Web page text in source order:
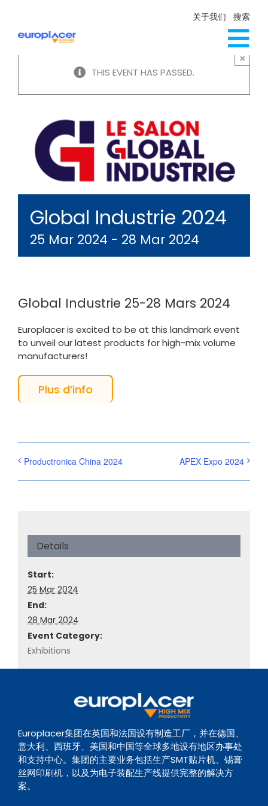
content
关于我们 搜索
生产线解决方案
联系方式
THIS EVENT HAS PASSED.
×
Global Industrie 2024
25 Mar 2024 - 28 Mar 2024
Global Industrie 25-28 Mars 2024
Europlacer is excited to be at this landmark event
to unveil our latest products for high-mix volume
manufacturers!
Plus d’info
Productronica China 2024 APEX Expo 2024
Details
Start:
25 Mar 2024
End:
28 Mar 2024
Event Category:
Exhibitions
Europlacer集团在英国和法国设有制造工厂，并在德国、
意大利、西班牙、美国和中国等全球多地设有地区办事处
和支持中心。集团的主要业务包括生产SMT贴片机、锡膏
丝网印刷机，以及为电子装配生产线提供完整的解决方
案。